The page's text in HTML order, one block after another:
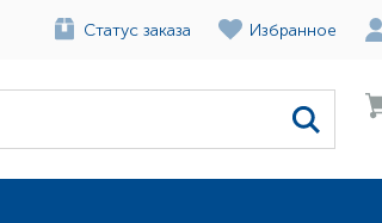
Статус заказа Избранное